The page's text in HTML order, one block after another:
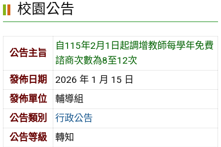
容
區
校園公告
公告主旨
自115年2月1日起調增教師每學年免費
諮商次數為8至12次
發佈日期
2026 年 1 月 15 日
發佈單位
輔導組
公告類別
行政公告
公告等級
轉知